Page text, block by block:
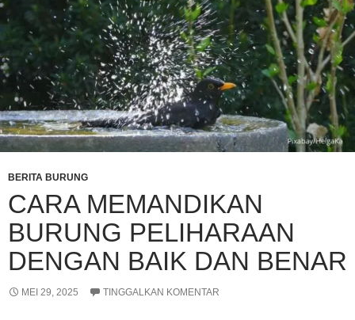
BERITA BURUNG
CARA MEMANDIKAN
BURUNG PELIHARAAN
DENGAN BAIK DAN BENAR
MEI 29, 2025 TINGGALKAN KOMENTAR